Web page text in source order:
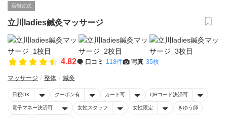
店舗公式
立川ladies鍼灸マッサージ
4.82 口コミ 118件 写真 35枚
マッサージ 整体 鍼灸
日祝OK クーポン有 カード可 QRコード決済可
電子マネー決済可 女性スタッフ 女性限定 きゆう師